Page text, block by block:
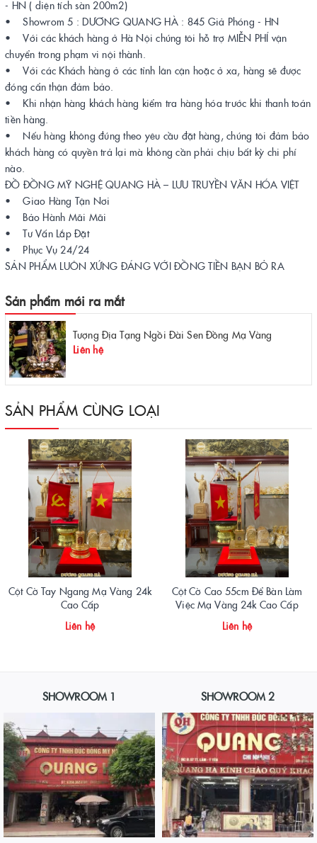
- HN ( diện tích sàn 200m2)
• Showrom 5 : DƯƠNG QUANG HÀ : 845 Giả Phóng - HN
• Với các khách hàng ở Hà Nội chúng tôi hỗ trợ MIỄN PHÍ vận
chuyển trong phạm vi nội thành.
• Với các Khách hàng ở các tỉnh lân cận hoặc ở xa, hàng sẽ được
đóng cẩn thận đảm bảo.
• Khi nhận hàng khách hàng kiểm tra hàng hóa trước khi thanh toán
tiền hàng.
• Nếu hàng không đúng theo yêu cầu đặt hàng, chúng tôi đảm bảo
khách hàng có quyền trả lại mà không cần phải chịu bất kỳ chi phí
nào.
ĐỒ ĐỒNG MỸ NGHỆ QUANG HÀ – LƯU TRUYỀN VĂN HÓA VIỆT
• Giao Hàng Tận Nơi
• Bảo Hành Mãi Mãi
• Tư Vấn Lắp Đặt
• Phục Vụ 24/24
SẢN PHẨM LUÔN XỨNG ĐÁNG VỚI ĐỒNG TIỀN BẠN BỎ RA
Sản phẩm mới ra mắt
Tượng Địa Tạng Ngồi Đài Sen Đồng Mạ Vàng
Liên hệ
SẢN PHẨM CÙNG LOẠI
Cột Cờ Tay Ngang Mạ Vàng 24k
Cao Cấp
Liên hệ
Cột Cờ Cao 55cm Để Bàn Làm
Việc Mạ Vàng 24k Cao Cấp
Liên hệ
SHOWROOM 1 SHOWROOM 2